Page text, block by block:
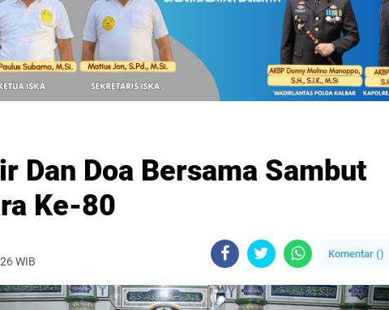
Dan Doa Bersama Sambut
Ke-80
WIB
Komentar ()